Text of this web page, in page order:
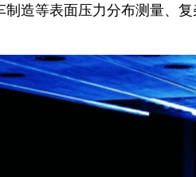
造等表面压力分布测量、复